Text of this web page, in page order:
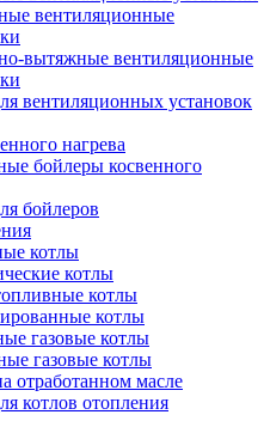
вентиляционные
вытяжные вентиляционные
вентиляционных установок
нагрева
бойлеры косвенного
бойлеров
котлы
котлы
котлы
котлы
газовые котлы
газовые котлы
отработанном масле
котлов отопления